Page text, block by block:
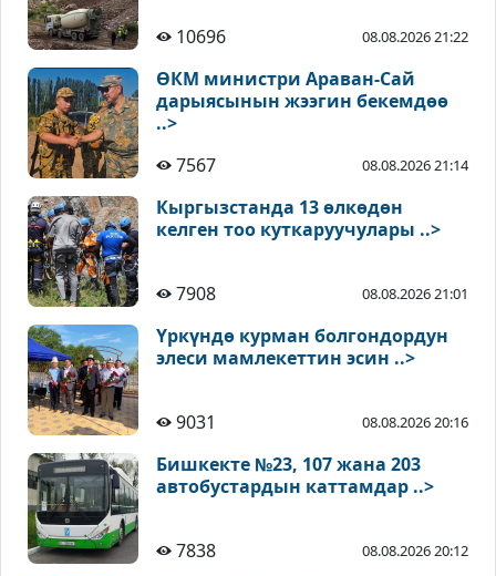
10696 08.08.2026 21:22
ӨКМ министри Араван-Сай
дарыясынын жээгин бекемдөө
..>
7567
08.08.2026 21:14
Кыргызстанда 13 өлкөдөн
келген тоо куткаруучулары ..>
7908 08.08.2026 21:01
Үркүндө курман болгондордун
элеси мамлекеттин эсин ..>
9031 08.08.2026 20:16
Бишкекте №23, 107 жана 203
автобустардын каттамдар ..>
7838 08.08.2026 20:12